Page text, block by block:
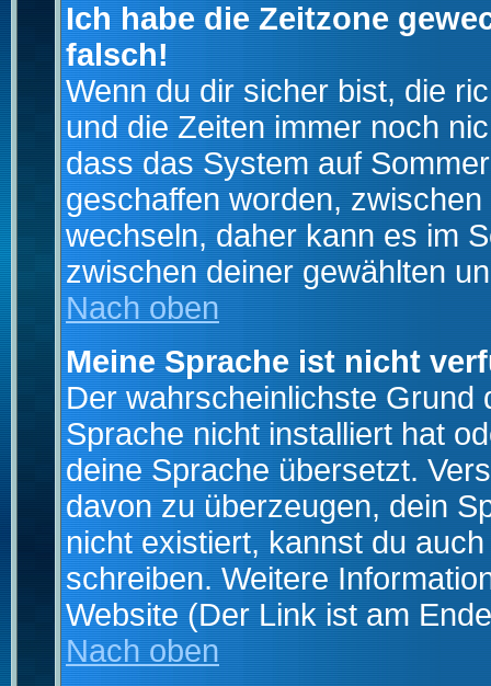
Ich habe die Zeitzone
falsch!
Wenn du dir sicher bist, die
und die Zeiten immer noch
dass das System auf
geschaffen worden,
wechseln, daher kann es im
zwischen deiner gewählten
Nach oben
Meine Sprache ist nicht
Der wahrscheinlichste Grund
Sprache nicht installiert hat
deine Sprache übersetzt.
davon zu überzeugen, dein
nicht existiert, kannst du
schreiben. Weitere
Website (Der Link ist am
Nach oben